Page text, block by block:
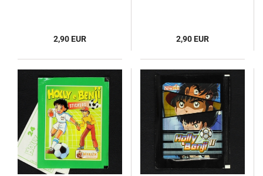
2,90 EUR 2,90 EUR